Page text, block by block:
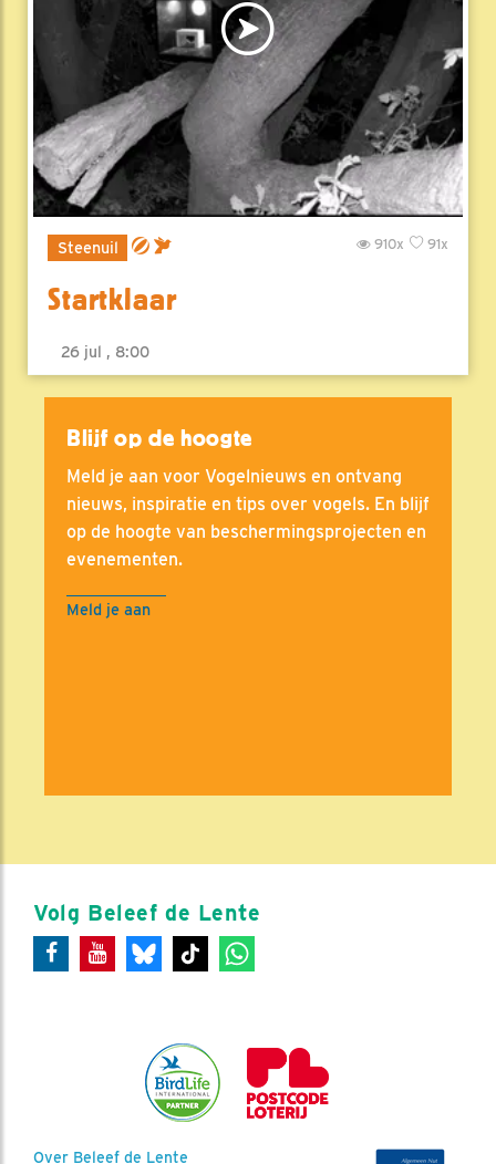
Steenuil 91x
910x
Startklaar
26 jul , 8:00
Blijf op de hoogte
Meld je aan voor Vogelnieuws en ontvang
nieuws, inspiratie en tips over vogels. En blijf
op de hoogte van beschermingsprojecten en
evenementen.
Meld je aan
Volg Beleef de Lente
Over Beleef de Lente